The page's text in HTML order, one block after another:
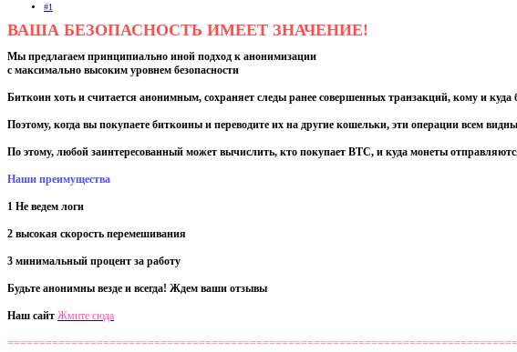
#1
ВАША БЕЗОПАСНОСТЬ ИМЕЕТ ЗНАЧЕНИЕ!
Мы предлагаем принципиально иной подход к анонимизации
с максимально высоким уровнем безопасности
Биткоин хоть и считается анонимным, сохраняет следы ранее совершенных транзакций, кому и
Поэтому, когда вы покупаете биткоины и переводите их на другие кошельки, эти операции всем
По этому, любой заинтересованный может вычислить, кто покупает BTC, и куда монеты
Наши преимущества
1 Не ведем логи
2 высокая скорость перемешивания
3 минимальный процент за работу
Будьте анонимны везде и всегда! Ждем ваши отзывы
Наш сайт Жмите сюда